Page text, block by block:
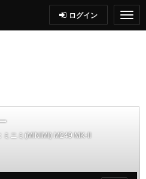
ログイン
ミニミ(MINIMI) M249 MK-II